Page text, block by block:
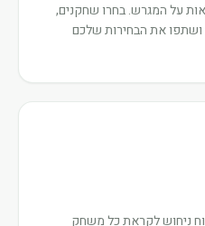
על המגרש. בחרו שחקנים,
את הבחירות שלכם
ניחוש לקראת כל משחק